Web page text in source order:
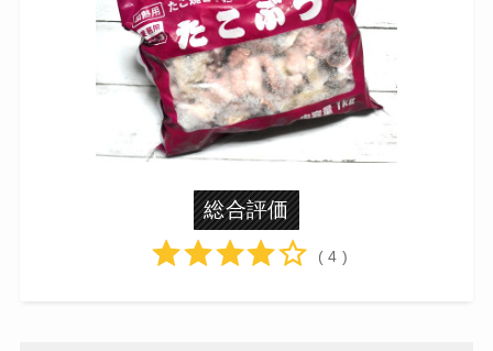
総合評価
( 4 )